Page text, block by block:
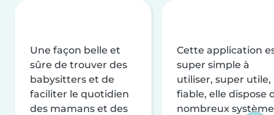
Une façon belle et
sûre de trouver des
babysitters et de
faciliter le quotidien
des mamans et des
Cette application
super simple à
utiliser, super utile,
fiable, elle dispose
nombreux